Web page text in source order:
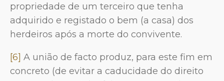
propriedade de um terceiro que tenha
adquirido e registado o bem (a casa) dos
herdeiros após a morte do convivente.
[6] A união de facto produz, para este fim em
concreto (de evitar a caducidade do direito